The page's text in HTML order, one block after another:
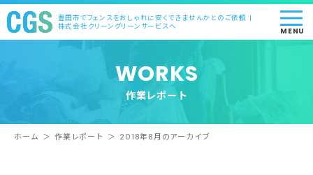
豊田市でフェンスをおしゃれに安くできませんかとのご依頼 |
株式会社クリーングリーンサービスへ
MENU
WORKS
作業レポート
ホーム ＞ 作業レポート ＞ 2018年8月のアーカイブ